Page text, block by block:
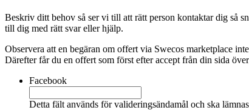
Beskriv ditt behov så ser vi till att rätt person kontaktar dig så
till dig med rätt svar eller hjälp.
Observera att en begäran om offert via Swecos marketplace
Därefter får du en offert som först efter accept från din sida
Facebook
Detta fält används för valideringsändamål och ska